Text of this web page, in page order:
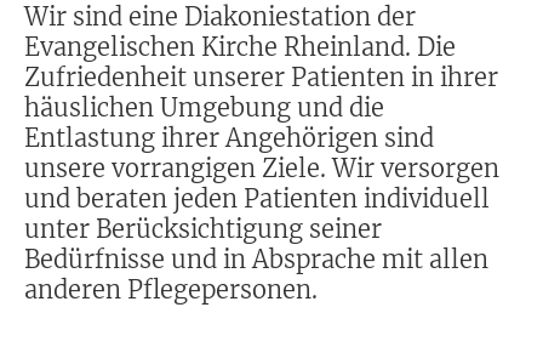
Wir sind eine Diakoniestation der
Evangelischen Kirche Rheinland. Die
Zufriedenheit unserer Patienten in ihrer
häuslichen Umgebung und die
Entlastung ihrer Angehörigen sind
unsere vorrangigen Ziele. Wir versorgen
und beraten jeden Patienten individuell
unter Berücksichtigung seiner
Bedürfnisse und in Absprache mit allen
anderen Pflegepersonen.